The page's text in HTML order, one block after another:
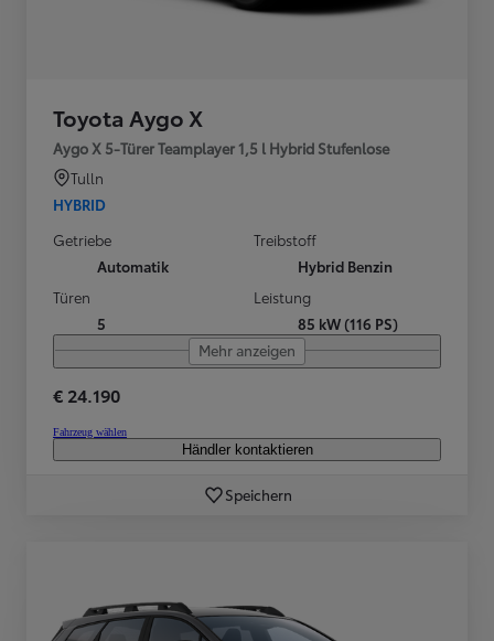
Toyota Aygo X
Aygo X 5-Türer Teamplayer 1,5 l Hybrid Stufenlose
Tulln
HYBRID
Getriebe
Automatik
Treibstoff
Hybrid Benzin
Türen
5
Leistung
85 kW (116 PS)
Mehr anzeigen
€ 24.190
Fahrzeug wählen
Händler kontaktieren
Speichern